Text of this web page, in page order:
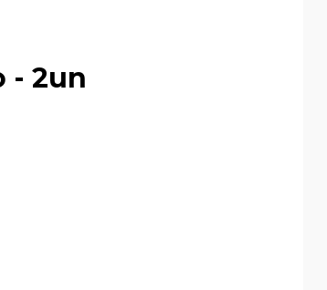
- 2un